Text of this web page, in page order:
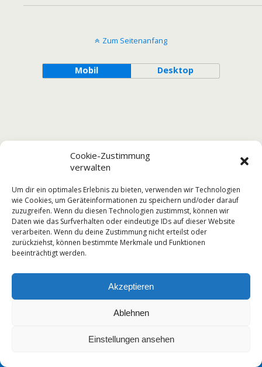
Cookie-Zustimmung
verwalten
Um dir ein optimales Erlebnis zu bieten, verwenden wir Technologien
wie Cookies, um Geräteinformationen zu speichern und/oder darauf
zuzugreifen. Wenn du diesen Technologien zustimmst, können wir
Daten wie das Surfverhalten oder eindeutige IDs auf dieser Website
verarbeiten. Wenn du deine Zustimmung nicht erteilst oder
zurückziehst, können bestimmte Merkmale und Funktionen
beeinträchtigt werden.
Akzeptieren
Ablehnen
Einstellungen ansehen
Zum Seitenanfang
Mobil Desktop